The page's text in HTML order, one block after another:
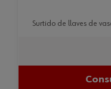
surtido de llaves de